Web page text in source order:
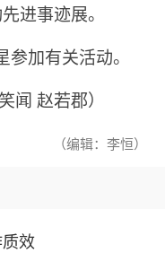
进事迹展。
加有关活动。
赵若郡）
（编辑：李恒）
效